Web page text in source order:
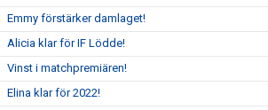
Emmy förstärker damlaget!
Alicia klar för IF Lödde!
Vinst i matchpremiären!
Elina klar för 2022!